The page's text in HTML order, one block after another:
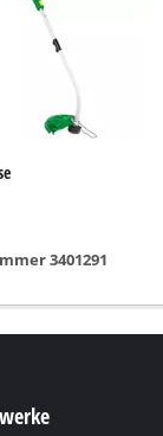
3401291